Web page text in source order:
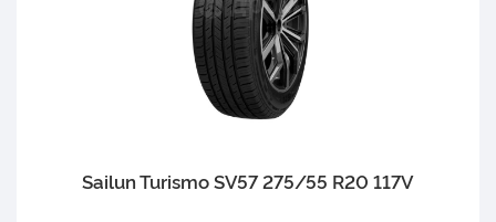
Sailun Turismo SV57 275/55 R20 117V